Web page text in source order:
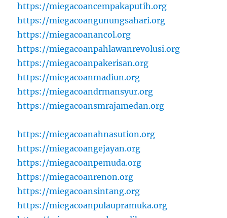
https://miegacoancempakaputih.org
https://miegacoangunungsahari.org
https://miegacoanancol.org
https://miegacoanpahlawanrevolusi.org
https://miegacoanpakerisan.org
https://miegacoanmadiun.org
https://miegacoandrmansyur.org
https://miegacoansmrajamedan.org
https://miegacoanahnasution.org
https://miegacoangejayan.org
https://miegacoanpemuda.org
https://miegacoanrenon.org
https://miegacoansintang.org
https://miegacoanpulaupramuka.org